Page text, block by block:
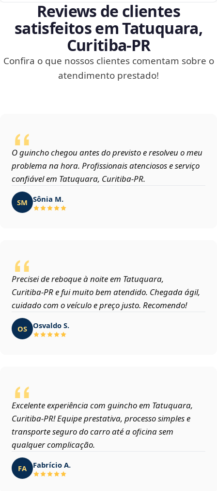
Reviews de clientes
satisfeitos em Tatuquara,
Curitiba‑PR
Confira o que nossos clientes comentam sobre o
atendimento prestado!
O guincho chegou antes do previsto e resolveu o meu
problema na hora. Profissionais atenciosos e serviço
confiável em Tatuquara, Curitiba‑PR.
SM Sônia M.
Precisei de reboque à noite em Tatuquara,
Curitiba‑PR e fui muito bem atendido. Chegada ágil,
cuidado com o veículo e preço justo. Recomendo!
OS Osvaldo S.
Excelente experiência com guincho em Tatuquara,
Curitiba‑PR! Equipe prestativa, processo simples e
transporte seguro do carro até a oficina sem
qualquer complicação.
FA Fabrício A.